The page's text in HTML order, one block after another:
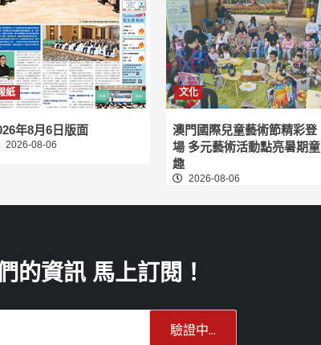
紙
年8月6日版面
2026-08-06
文化
澳門國際兒童藝術節精彩登
場 多元藝術活動點亮暑期童
趣
2026-08-06
的資訊 馬上訂閱！